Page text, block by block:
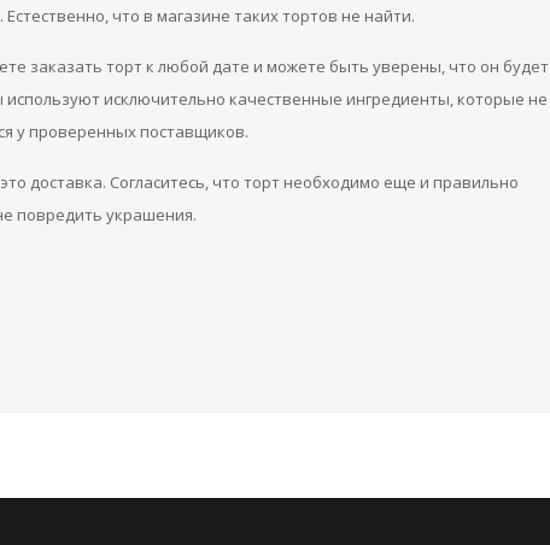
что в магазине таких тортов не найти.
заказать торт к любой дате и можете быть уверены, что он будет
используют исключительно качественные ингредиенты, которые не
у проверенных поставщиков.
доставка. Согласитесь, что торт необходимо еще и правильно
повредить украшения.